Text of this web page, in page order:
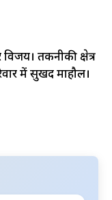
तकनीकी क्षेत्र
में सुखद माहौल।